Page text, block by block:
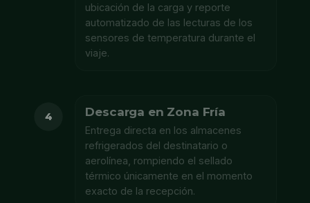
ubicación de la carga y reporte
automatizado de las lecturas de los
sensores de temperatura durante el
viaje.
4 Descarga en Zona Fría
Entrega directa en los almacenes
refrigerados del destinatario o
aerolínea, rompiendo el sellado
térmico únicamente en el momento
exacto de la recepción.